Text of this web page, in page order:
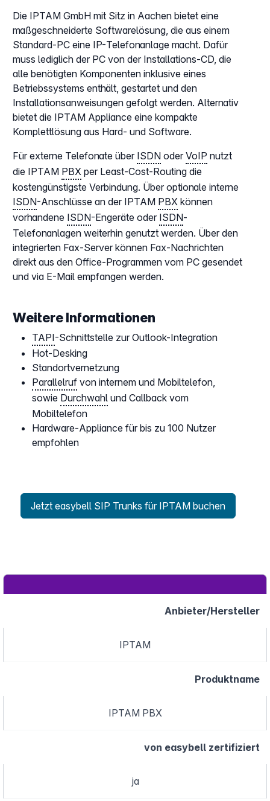
Die IPTAM GmbH mit Sitz in Aachen bietet eine
maßgeschneiderte Softwarelösung, die aus einem
Standard-PC eine IP-Telefonanlage macht. Dafür
muss lediglich der PC von der Installations-CD, die
alle benötigten Komponenten inklusive eines
Betriebssystems enthält, gestartet und den
Installationsanweisungen gefolgt werden. Alternativ
bietet die IPTAM Appliance eine kompakte
Komplettlösung aus Hard- und Software.
Für externe Telefonate über ISDN oder VoIP nutzt
die IPTAM PBX per Least-Cost-Routing die
kostengünstigste Verbindung. Über optionale interne
ISDN-Anschlüsse an der IPTAM PBX können
vorhandene ISDN-Engeräte oder ISDN-
Telefonanlagen weiterhin genutzt werden. Über den
integrierten Fax-Server können Fax-Nachrichten
direkt aus den Office-Programmen vom PC gesendet
und via E-Mail empfangen werden.
Weitere Informationen
TAPI-Schnittstelle zur Outlook-Integration
Hot-Desking
Standortvernetzung
Parallelruf von internem und Mobiltelefon,
sowie Durchwahl und Callback vom
Mobiltelefon
Hardware-Appliance für bis zu 100 Nutzer
empfohlen
Jetzt easybell SIP Trunks für IPTAM buchen
Anbieter/Hersteller
IPTAM
Produktname
IPTAM PBX
von easybell zertifiziert
ja